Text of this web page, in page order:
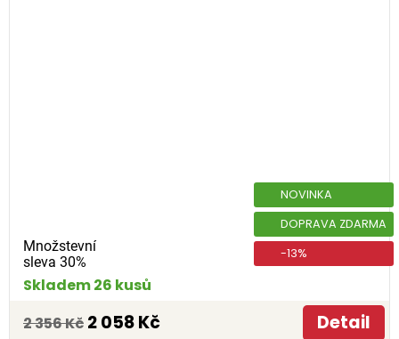
Množstevní
sleva 30%
NOVINKA
DOPRAVA ZDARMA
-13%
Skladem 26 kusů
2 356 Kč 2 058 Kč Detail